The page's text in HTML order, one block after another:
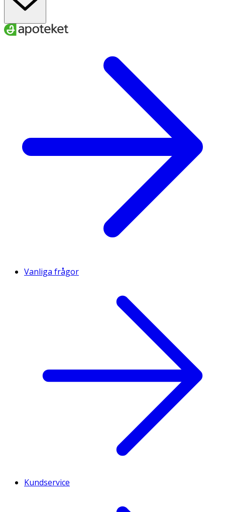
Vanliga frågor
Kundservice